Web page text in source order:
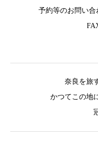
予約等のお問い合
奈良を旅
かつてこの地